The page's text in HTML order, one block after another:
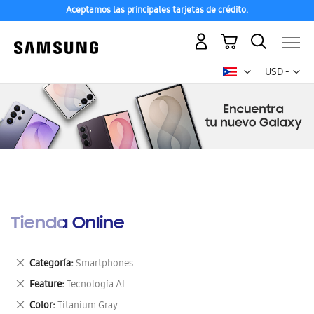
Aceptamos las principales tarjetas de crédito.
USD -
dólar
Mi carrito
Tienda Online
Categoría Smartphones
Eliminar
este
artículo
Feature Tecnología AI
Eliminar
este
Color Titanium Gray.
Eliminar